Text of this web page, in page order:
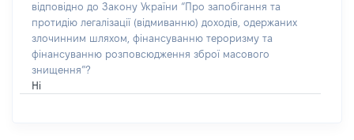
відповідно до Закону України “Про запобігання та
протидію легалізації (відмиванню) доходів, одержаних
злочинним шляхом, фінансуванню тероризму та
фінансуванню розповсюдження зброї масового
знищення”?
Ні